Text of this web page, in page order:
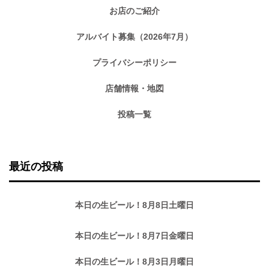
お店のご紹介
アルバイト募集（2026年7月）
プライバシーポリシー
店舗情報・地図
投稿一覧
最近の投稿
本日の生ビール！8月8日土曜日
本日の生ビール！8月7日金曜日
本日の生ビール！8月3日月曜日